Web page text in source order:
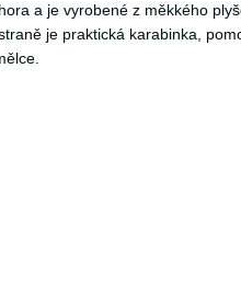
a je vyrobené z měkkého
je praktická karabinka,